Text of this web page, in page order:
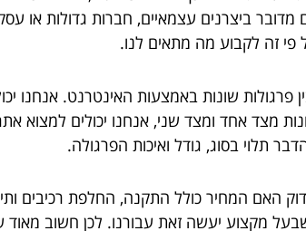
מדובר ביצרנים עצמאיים, חברות גדולות או
פי זה לקבוע מה מתאים לנו.
פרגולות שונות באמצעות האינטרנט. אנחנו
מצד אחד ומצד שני, אנחנו יכולים למצוא
תלוי בסוג, גודל ואיכות הפרגולה.
האם המחיר כולל התקנה, החלפת רכיבים
מקצוע יעשה זאת עבורנו. לכן חשוב